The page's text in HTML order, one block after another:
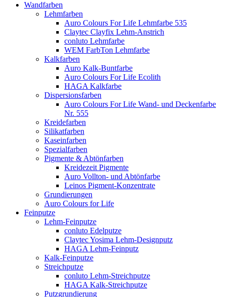
Wandfarben
Lehmfarben
Auro Colours For Life Lehmfarbe 535
Claytec Clayfix Lehm-Anstrich
conluto Lehmfarbe
WEM FarbTon Lehmfarbe
Kalkfarben
Auro Kalk-Buntfarbe
Auro Colours For Life Ecolith
HAGA Kalkfarbe
Dispersionsfarben
Auro Colours For Life Wand- und Deckenfarbe
Nr. 555
Kreidefarben
Silikatfarben
Kaseinfarben
Spezialfarben
Pigmente & Abtönfarben
Kreidezeit Pigmente
Auro Vollton- und Abtönfarbe
Leinos Pigment-Konzentrate
Grundierungen
Auro Colours for Life
Feinputze
Lehm-Feinputze
conluto Edelputze
Claytec Yosima Lehm-Designputz
HAGA Lehm-Feinputz
Kalk-Feinputze
Streichputze
conluto Lehm-Streichputze
HAGA Kalk-Streichputze
Putzgrundierung